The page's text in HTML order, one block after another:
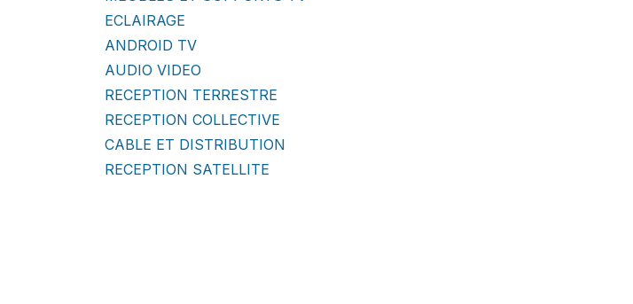
ECLAIRAGE
ANDROID TV
AUDIO VIDEO
RECEPTION TERRESTRE
RECEPTION COLLECTIVE
CABLE ET DISTRIBUTION
RECEPTION SATELLITE